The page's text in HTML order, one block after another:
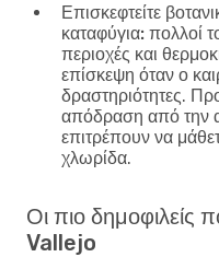
Επισκεφτείτε
καταφύγια: πολλοί
περιοχές και
επίσκεψη όταν ο
δραστηριότητες.
απόδραση από την
επιτρέπουν να
χλωρίδα.
Οι πιο δημοφιλείς
Vallejo